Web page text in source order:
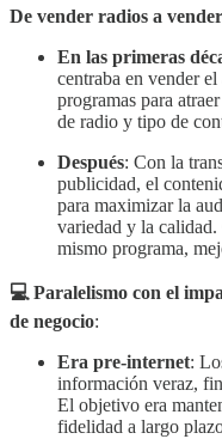
De vender radios a
En las primeras
centraba en vender
programas para
de radio y tipo de
Después: Con la
publicidad, el
para maximizar la
variedad y la calidad.
mismo programa,
💻 Paralelismo con el
de negocio:
Era pre-internet:
información veraz,
El objetivo era
fidelidad a largo